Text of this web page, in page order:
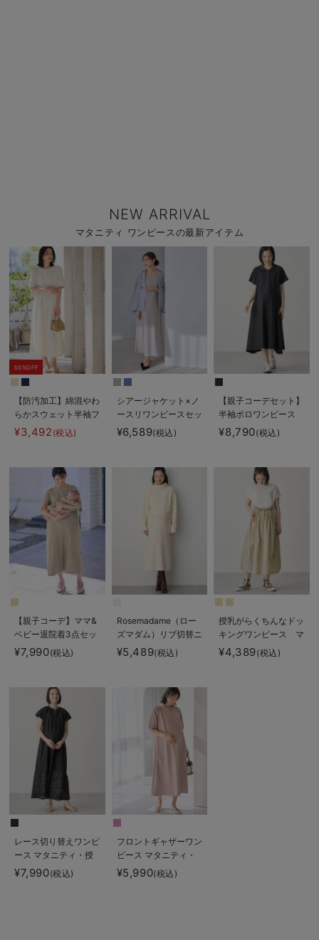
NEW ARRIVAL
マタニティ ワンピースの最新アイテム
30%OFF
【防汚加工】綿混やわ
らかスウェット半袖フ
レアワンピース マタ
ニティ・産後【出産後
¥3,492 (税込)
シアージャケット×ノ
ースリワンピースセッ
ト マタニティ・産後
【産後も長く着れる】
ズマダム）
¥6,589(税込)
【親子コーデセット】
半袖ポロワンピース
（ひざ下丈）＆襟付き
ポロロンパース 出産
ティ・授乳服
¥8,790(税込)
【親子コーデ】ママ&
ベビー退院着3点セッ
ト 出産準備 ギフ
ト マタニティ・産後
¥7,990(税込)
Rosemadame（ロー
ズマダム）リブ切替ニ
ットワンピ マタニテ
ィ・授乳服【産後まで
¥5,489(税込)
授乳がらくちんなドッ
キングワンピース マ
タニティ・授乳服【出
産後も長く使える】
¥4,389(税込)
レース切り替えワンピ
ース マタニティ・授
乳服 【出産後も長く
使える】
¥7,990(税込)
フロントギャザーワン
ピース マタニティ・
授乳服 【出産後も長
く使える】
¥5,990(税込)